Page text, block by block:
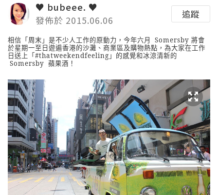
♥ bubeee. ♥
發佈於 2015.06.06
追蹤
相信「周末」是不少人工作的原動力，今年六月 Somersby 將會
於星期一至日遊遍香港的沙灘、商業區及購物熱點，為大家在工作
日送上「#thatweekendfeeling 」的感覺和冰涼清新的
Somersby 蘋果酒 ！